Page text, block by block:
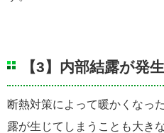
【3】内部結露が発
断熱対策によって暖かくなっ
露が生じてしまうことも大き